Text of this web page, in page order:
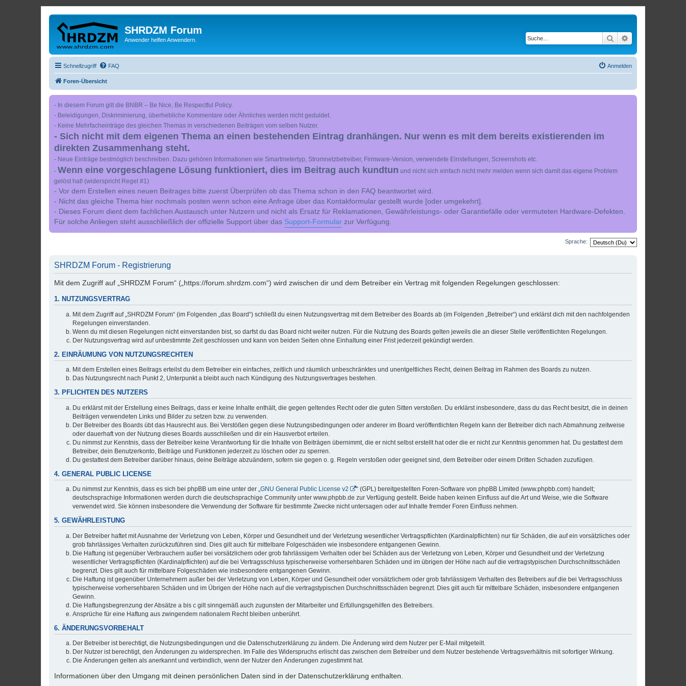
SHRDZM Forum
Anwender helfen Anwendern. Suche
Schnellzugriff FAQ Anmelden
Foren-Übersicht
- In diesem Forum gilt die BNBR – Be Nice, Be Respectful Policy.
- Beleidigungen, Diskriminierung, überhebliche Kommentare oder Ähnliches werden nicht geduldet.
- Keine Mehrfacheinträge des gleichen Themas in verschiedenen Beiträgen vom selben Nutzer.
- Sich nicht mit dem eigenen Thema an einen bestehenden Eintrag dranhängen. Nur wenn es mit dem bereits existierenden im
direkten Zusammenhang steht.
- Neue Einträge bestmöglich beschreiben. Dazu gehören Informationen wie Smartmetertyp, Stromnetzbetreiber, Firmware-Version, verwendete Einstellungen, Screenshots etc.
- Wenn eine vorgeschlagene Lösung funktioniert, dies im Beitrag auch kundtun und nicht sich einfach nicht mehr melden wenn sich damit das eigene Problem
gelöst hat! (widerspricht Regel #1)
- Vor dem Erstellen eines neuen Beitrages bitte zuerst Überprüfen ob das Thema schon in den FAQ beantwortet wird.
- Nicht das gleiche Thema hier nochmals posten wenn schon eine Anfrage über das Kontakformular gestellt wurde [oder umgekehrt].
- Dieses Forum dient dem fachlichen Austausch unter Nutzern und nicht als Ersatz für Reklamationen, Gewährleistungs- oder Garantiefälle oder vermuteten Hardware-Defekten.
Für solche Anliegen steht ausschließlich der offizielle Support über das Support-Formular zur Verfügung.
Sprache:
SHRDZM Forum - Registrierung
Mit dem Zugriff auf „SHRDZM Forum“ („https://forum.shrdzm.com“) wird zwischen dir und dem Betreiber ein Vertrag mit folgenden Regelungen geschlossen:
1. NUTZUNGSVERTRAG
Mit dem Zugriff auf „SHRDZM Forum“ (im Folgenden „das Board“) schließt du einen Nutzungsvertrag mit dem Betreiber des Boards ab (im Folgenden „Betreiber“) und erklärst dich mit den nachfolgenden
Regelungen einverstanden.
Wenn du mit diesen Regelungen nicht einverstanden bist, so darfst du das Board nicht weiter nutzen. Für die Nutzung des Boards gelten jeweils die an dieser Stelle veröffentlichten Regelungen.
Der Nutzungsvertrag wird auf unbestimmte Zeit geschlossen und kann von beiden Seiten ohne Einhaltung einer Frist jederzeit gekündigt werden.
2. EINRÄUMUNG VON NUTZUNGSRECHTEN
Mit dem Erstellen eines Beitrags erteilst du dem Betreiber ein einfaches, zeitlich und räumlich unbeschränktes und unentgeltliches Recht, deinen Beitrag im Rahmen des Boards zu nutzen.
Das Nutzungsrecht nach Punkt 2, Unterpunkt a bleibt auch nach Kündigung des Nutzungsvertrages bestehen.
3. PFLICHTEN DES NUTZERS
Du erklärst mit der Erstellung eines Beitrags, dass er keine Inhalte enthält, die gegen geltendes Recht oder die guten Sitten verstoßen. Du erklärst insbesondere, dass du das Recht besitzt, die in deinen
Beiträgen verwendeten Links und Bilder zu setzen bzw. zu verwenden.
Der Betreiber des Boards übt das Hausrecht aus. Bei Verstößen gegen diese Nutzungsbedingungen oder anderer im Board veröffentlichten Regeln kann der Betreiber dich nach Abmahnung zeitweise
oder dauerhaft von der Nutzung dieses Boards ausschließen und dir ein Hausverbot erteilen.
Du nimmst zur Kenntnis, dass der Betreiber keine Verantwortung für die Inhalte von Beiträgen übernimmt, die er nicht selbst erstellt hat oder die er nicht zur Kenntnis genommen hat. Du gestattest dem
Betreiber, dein Benutzerkonto, Beiträge und Funktionen jederzeit zu löschen oder zu sperren.
Du gestattest dem Betreiber darüber hinaus, deine Beiträge abzuändern, sofern sie gegen o. g. Regeln verstoßen oder geeignet sind, dem Betreiber oder einem Dritten Schaden zuzufügen.
4. GENERAL PUBLIC LICENSE
Du nimmst zur Kenntnis, dass es sich bei phpBB um eine unter der „GNU General Public License v2
“ (GPL) bereitgestellten Foren-Software von phpBB Limited (www.phpbb.com) handelt;
deutschsprachige Informationen werden durch die deutschsprachige Community unter www.phpbb.de zur Verfügung gestellt. Beide haben keinen Einfluss auf die Art und Weise, wie die Software
verwendet wird. Sie können insbesondere die Verwendung der Software für bestimmte Zwecke nicht untersagen oder auf Inhalte fremder Foren Einfluss nehmen.
5. GEWÄHRLEISTUNG
Der Betreiber haftet mit Ausnahme der Verletzung von Leben, Körper und Gesundheit und der Verletzung wesentlicher Vertragspflichten (Kardinalpflichten) nur für Schäden, die auf ein vorsätzliches oder
grob fahrlässiges Verhalten zurückzuführen sind. Dies gilt auch für mittelbare Folgeschäden wie insbesondere entgangenen Gewinn.
Die Haftung ist gegenüber Verbrauchern außer bei vorsätzlichem oder grob fahrlässigem Verhalten oder bei Schäden aus der Verletzung von Leben, Körper und Gesundheit und der Verletzung
wesentlicher Vertragspflichten (Kardinalpflichten) auf die bei Vertragsschluss typischerweise vorhersehbaren Schäden und im übrigen der Höhe nach auf die vertragstypischen Durchschnittsschäden
begrenzt. Dies gilt auch für mittelbare Folgeschäden wie insbesondere entgangenen Gewinn.
Die Haftung ist gegenüber Unternehmern außer bei der Verletzung von Leben, Körper und Gesundheit oder vorsätzlichem oder grob fahrlässigem Verhalten des Betreibers auf die bei Vertragsschluss
typischerweise vorhersehbaren Schäden und im Übrigen der Höhe nach auf die vertragstypischen Durchschnittsschäden begrenzt. Dies gilt auch für mittelbare Schäden, insbesondere entgangenen
Gewinn.
Die Haftungsbegrenzung der Absätze a bis c gilt sinngemäß auch zugunsten der Mitarbeiter und Erfüllungsgehilfen des Betreibers.
Ansprüche für eine Haftung aus zwingendem nationalem Recht bleiben unberührt.
6. ÄNDERUNGSVORBEHALT
Der Betreiber ist berechtigt, die Nutzungsbedingungen und die Datenschutzerklärung zu ändern. Die Änderung wird dem Nutzer per E-Mail mitgeteilt.
Der Nutzer ist berechtigt, den Änderungen zu widersprechen. Im Falle des Widerspruchs erlischt das zwischen dem Betreiber und dem Nutzer bestehende Vertragsverhältnis mit sofortiger Wirkung.
Die Änderungen gelten als anerkannt und verbindlich, wenn der Nutzer den Änderungen zugestimmt hat.
Informationen über den Umgang mit deinen persönlichen Daten sind in der Datenschutzerklärung enthalten.